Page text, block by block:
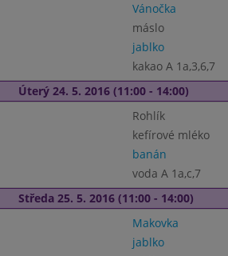
Vánočka
máslo
jablko
kakao A 1a,3,6,7
Úterý 24. 5. 2016 (11:00 - 14:00)
Rohlík
kefírové mléko
banán
voda A 1a,c,7
Středa 25. 5. 2016 (11:00 - 14:00)
Makovka
jablko